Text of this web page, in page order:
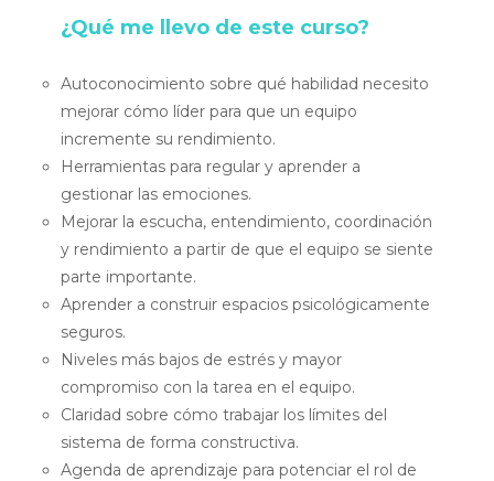
¿Qué me llevo de este curso?
Autoconocimiento sobre qué habilidad necesito
mejorar cómo líder para que un equipo
incremente su rendimiento.
Herramientas para regular y aprender a
gestionar las emociones.
Mejorar la escucha, entendimiento, coordinación
y rendimiento a partir de que el equipo se siente
parte importante.
Aprender a construir espacios psicológicamente
seguros.
Niveles más bajos de estrés y mayor
compromiso con la tarea en el equipo.
Claridad sobre cómo trabajar los límites del
sistema de forma constructiva.
Agenda de aprendizaje para potenciar el rol de